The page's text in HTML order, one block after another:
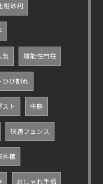
粧砂利
気 機能性門柱
ひび割れ
スト 中庭
快適フェンス
外構
おしゃれ手摺